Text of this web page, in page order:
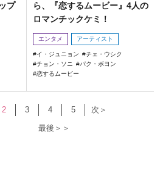
プ
ら、『恋するムービー』4人の
ロマンチックケミ！
エンタメ アーティスト
イ・ジュニョン
チェ・ウシク
チョン・ソニ
パク・ボヨン
恋するムービー
2 3 4 5
次＞
最後＞＞